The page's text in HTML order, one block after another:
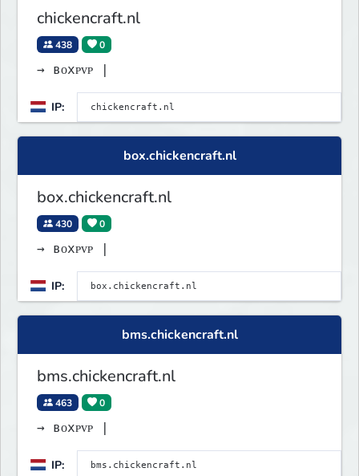
chickencraft.nl
438 0
→ ʙᴏxᴘᴠᴘ |
IP:
box.chickencraft.nl
box.chickencraft.nl
430 0
→ ʙᴏxᴘᴠᴘ |
IP:
bms.chickencraft.nl
bms.chickencraft.nl
463 0
→ ʙᴏxᴘᴠᴘ |
IP: